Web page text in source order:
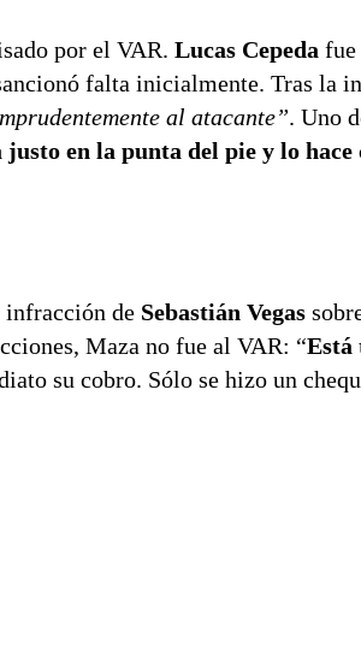
por el VAR. Lucas Cepeda fue
falta inicialmente. Tras la
al atacante”. Uno
justo en la punta del pie y lo hace
infracción de Sebastián Vegas
Maza no fue al VAR: “Está
su cobro. Sólo se hizo un